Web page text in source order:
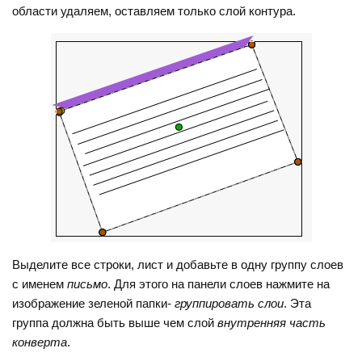
области удаляем, оставляем только слой контура.
Выделите все строки, лист и добавьте в одну группу слоев
с именемписьмо. Для этого на панели слоев нажмите на
изображение зеленой папки-группировать слои. Эта
группа должна быть выше чем слойвнутренняя часть
конверта.